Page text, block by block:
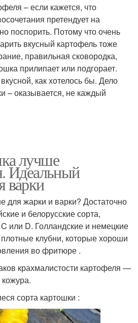
– если кажется, что
претендует на
поспорить. Потому что очень
вкусный картофель тоже
правильная сковородка,
прилипает или подгорает.
как хотелось бы. Дело
– оказывается, не каждый
лучше
Идеальный
варки
для жарки и варки? Достаточно
и белорусские сорта,
или D. Голландские и немецкие
клубни, которые хороши
во фритюре .
крахмалистости картофеля —
сорта картошки :